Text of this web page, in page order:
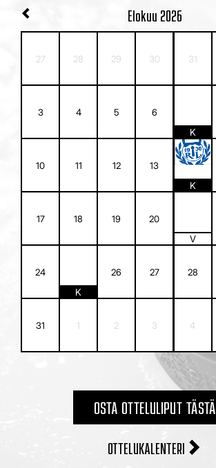
Elokuu 2026
27 28 29 30 31
3 4 5 6
K
10 11 12 13
14
K
17 18 19 20
V
24
K
26 27 28
31 1 2 3 4
OSTA OTTELULIPUT TÄSTÄ
OTTELUKALENTERI